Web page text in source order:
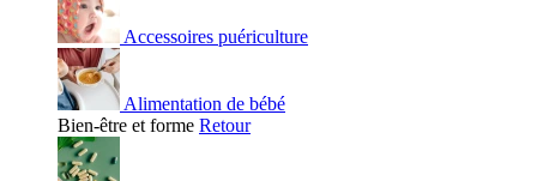
Accessoires puériculture
Alimentation de bébé
Bien-être et forme Retour